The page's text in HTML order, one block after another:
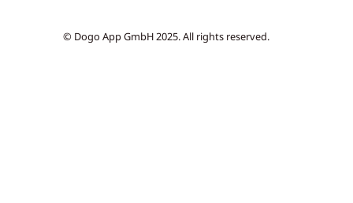
© Dogo App GmbH 2025. All rights reserved.